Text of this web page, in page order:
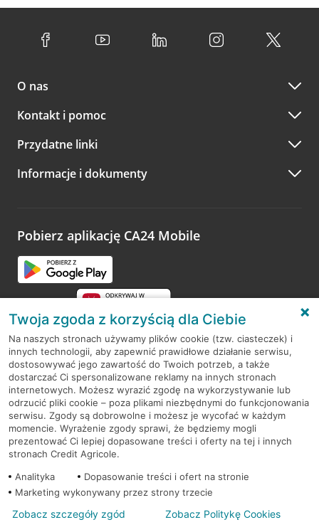
O nas
Kontakt i pomoc
Przydatne linki
Informacje i dokumenty
Pobierz aplikację CA24 Mobile
RODO
Regulamin serwisu
Mapa serwisu
PolitykaCookies
© 2026 Credit Agricole Bank Polska S.A. Wszelkie prawa zastrzeżone
Twoja zgoda z korzyścią dla Ciebie
Na naszych stronach używamy plików cookie (tzw. ciasteczek) i
innych technologii, aby zapewnić prawidłowe działanie serwisu,
dostosowywać jego zawartość do Twoich potrzeb, a także
dostarczać Ci spersonalizowane reklamy na innych stronach
internetowych. Możesz wyrazić zgodę na wykorzystywanie lub
odrzucić pliki cookie – poza plikami niezbędnymi do funkcjonowania
serwisu. Zgody są dobrowolne i możesz je wycofać w każdym
momencie. Wyrażenie zgody sprawi, że będziemy mogli
prezentować Ci lepiej dopasowane treści i oferty na tej i innych
stronach Credit Agricole.
Analityka
Dopasowanie treści i ofert na stronie
Marketing wykonywany przez strony trzecie
Zobacz szczegóły zgód Zobacz Politykę Cookies